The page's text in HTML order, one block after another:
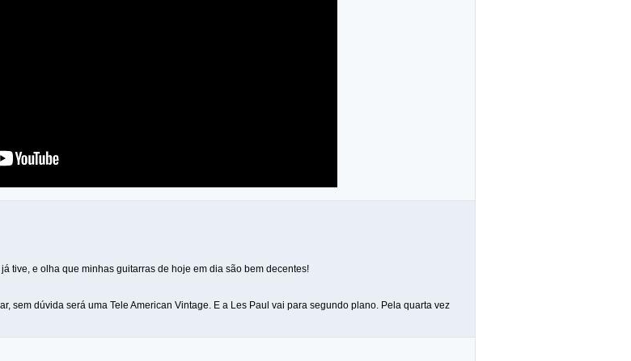
tive, e olha que minhas guitarras de hoje em dia são bem decentes!
sem dúvida será uma Tele American Vintage. E a Les Paul vai para segundo plano. Pela quarta vez